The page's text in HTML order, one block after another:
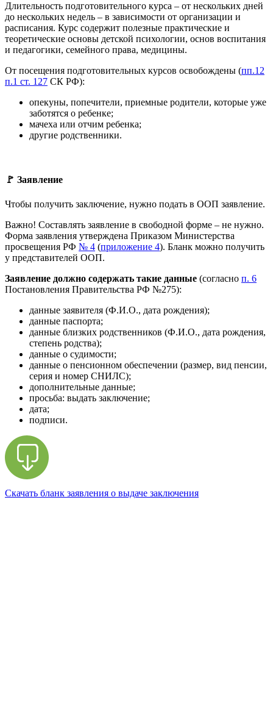
Длительность подготовительного курса – от нескольких дней
до нескольких недель – в зависимости от организации и
расписания. Курс содержит полезные практические и
теоретические основы детской психологии, основ воспитания
и педагогики, семейного права, медицины.
От посещения подготовительных курсов освобождены (пп.12
п.1 ст. 127 СК РФ):
опекуны, попечители, приемные родители, которые уже
заботятся о ребенке;
мачеха или отчим ребенка;
другие родственники.
🚩 Заявление
Чтобы получить заключение, нужно подать в ООП заявление.
Важно! Составлять заявление в свободной форме – не нужно.
Форма заявления утверждена Приказом Министерства
просвещения РФ № 4 (приложение 4). Бланк можно получить
у представителей ООП.
Заявление должно содержать такие данные (согласно п. 6
Постановления Правительства РФ №275):
данные заявителя (Ф.И.О., дата рождения);
данные паспорта;
данные близких родственников (Ф.И.О., дата рождения,
степень родства);
данные о судимости;
данные о пенсионном обеспечении (размер, вид пенсии,
серия и номер СНИЛС);
дополнительные данные;
просьба: выдать заключение;
дата;
подписи.
Скачать бланк заявления о выдаче заключения